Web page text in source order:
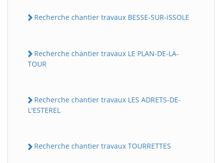
Recherche chantier travaux BESSE-SUR-iSSOLE
Recherche chantier travaux LE PLAN-DE-LA-
TOUR
Recherche chantier travaux LES ADRETS-DE-
L'ESTEREL
Recherche chantier travaux TOURRETTES